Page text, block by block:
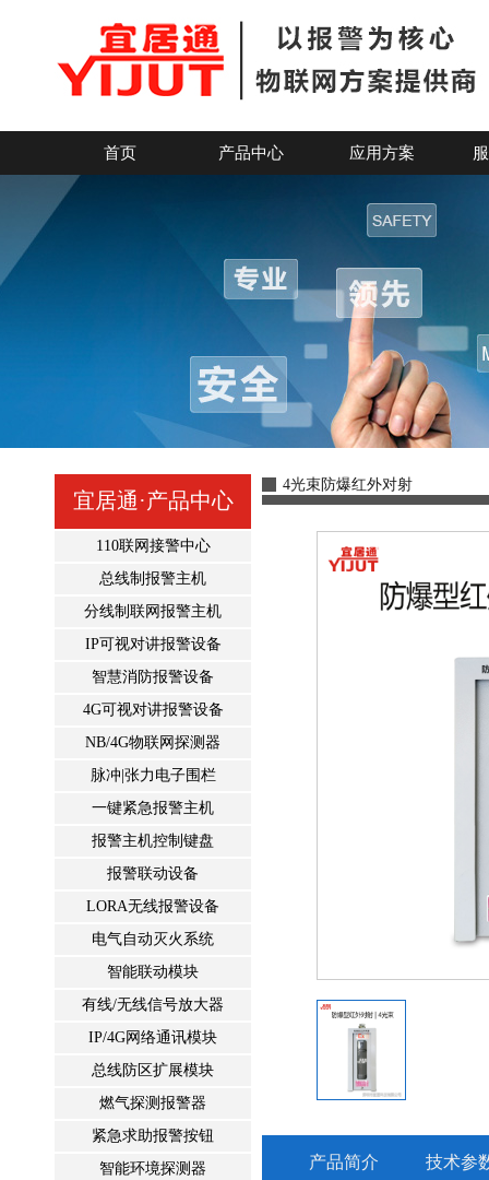
首页 产品中心 应用方案
4光束防爆红外对射
产品简介 技术参
宜居通·产品中心
110联网接警中心
总线制报警主机
分线制联网报警主机
IP可视对讲报警设备
智慧消防报警设备
4G可视对讲报警设备
NB/4G物联网探测器
脉冲|张力电子围栏
一键紧急报警主机
报警主机控制键盘
报警联动设备
LORA无线报警设备
电气自动灭火系统
智能联动模块
有线/无线信号放大器
IP/4G网络通讯模块
总线防区扩展模块
燃气探测报警器
紧急求助报警按钮
智能环境探测器